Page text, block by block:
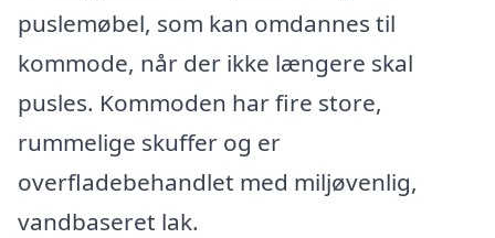
puslemøbel, som kan omdannes til
kommode, når der ikke længere skal
pusles. Kommoden har fire store,
rummelige skuffer og er
overfladebehandlet med miljøvenlig,
vandbaseret lak.